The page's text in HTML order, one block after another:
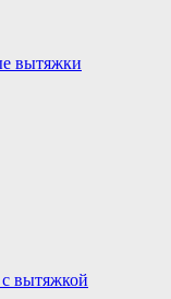
вытяжки
вытяжкой